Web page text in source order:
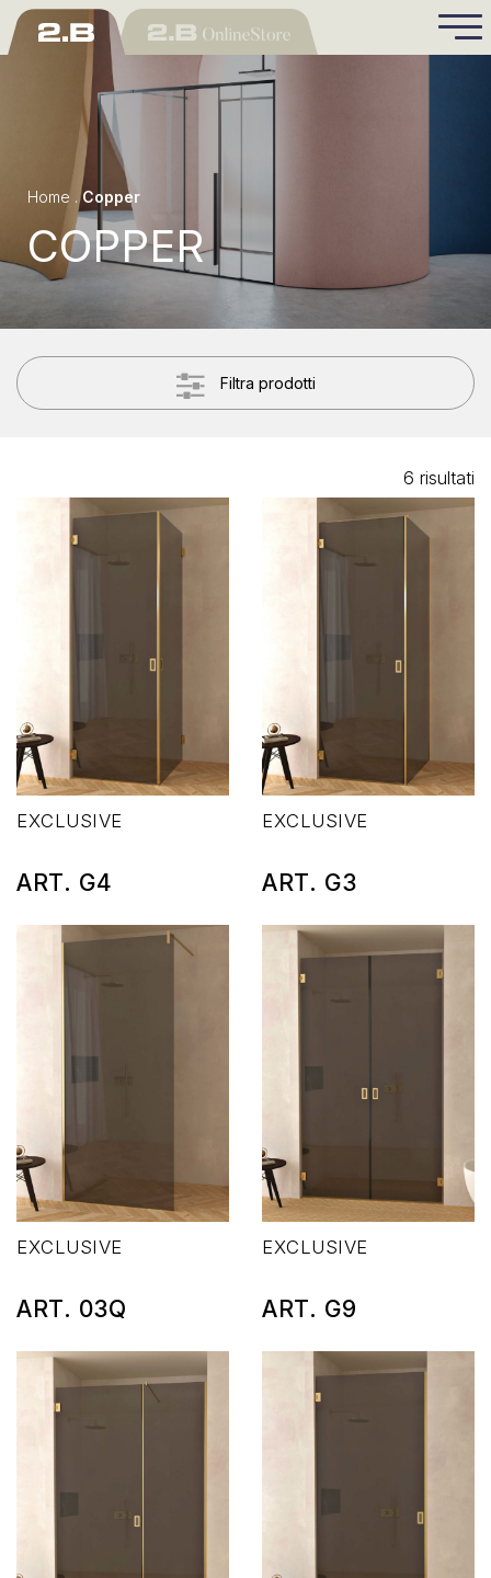
Home .Copper
COPPER
Filtra prodotti
6 risultati
EXCLUSIVE
ART. G4
EXCLUSIVE
ART. G3
EXCLUSIVE
ART. 03Q
EXCLUSIVE
ART. G9